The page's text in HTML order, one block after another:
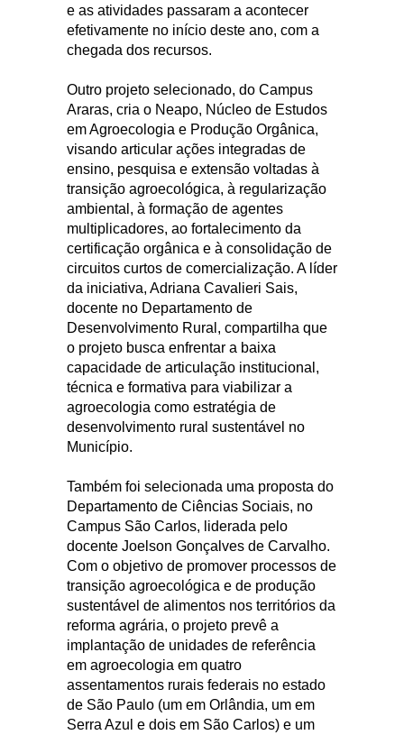
e as atividades passaram a acontecer
efetivamente no início deste ano, com a
chegada dos recursos.
Outro projeto selecionado, do Campus
Araras, cria o Neapo, Núcleo de Estudos
em Agroecologia e Produção Orgânica,
visando articular ações integradas de
ensino, pesquisa e extensão voltadas à
transição agroecológica, à regularização
ambiental, à formação de agentes
multiplicadores, ao fortalecimento da
certificação orgânica e à consolidação de
circuitos curtos de comercialização. A líder
da iniciativa, Adriana Cavalieri Sais,
docente no Departamento de
Desenvolvimento Rural, compartilha que
o projeto busca enfrentar a baixa
capacidade de articulação institucional,
técnica e formativa para viabilizar a
agroecologia como estratégia de
desenvolvimento rural sustentável no
Município.
Também foi selecionada uma proposta do
Departamento de Ciências Sociais, no
Campus São Carlos, liderada pelo
docente Joelson Gonçalves de Carvalho.
Com o objetivo de promover processos de
transição agroecológica e de produção
sustentável de alimentos nos territórios da
reforma agrária, o projeto prevê a
implantação de unidades de referência
em agroecologia em quatro
assentamentos rurais federais no estado
de São Paulo (um em Orlândia, um em
Serra Azul e dois em São Carlos) e um